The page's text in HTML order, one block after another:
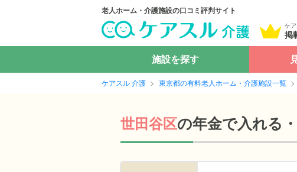
老人ホーム・介護施設の口コミ評判サイト
ケ
掲
施設を探す
ケアスル 介護 東京都の有料老人ホーム・介護施設一覧
世田谷区の年金で入れる